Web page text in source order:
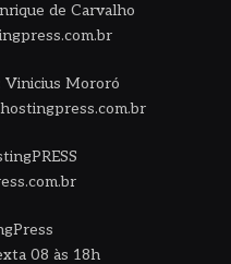
de Carvalho
Vinicius Mororó
08 às 18h